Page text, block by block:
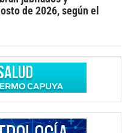
de 2026, según el